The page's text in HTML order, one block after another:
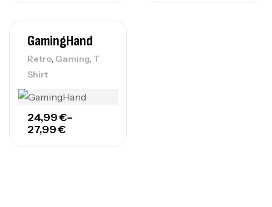
GamingHand
Retro, Gaming, T
Shirt
24,99€–
27,99€